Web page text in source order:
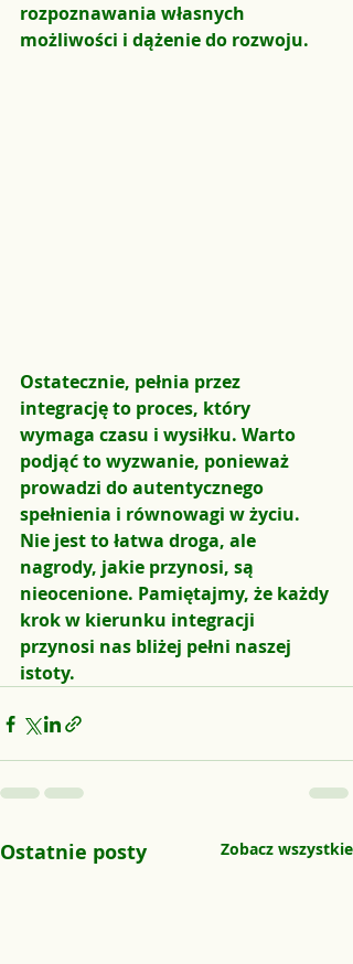
rozpoznawania własnych
możliwości i dążenie do rozwoju.
Ostatecznie, pełnia przez
integrację to proces, który
wymaga czasu i wysiłku. Warto
podjąć to wyzwanie, ponieważ
prowadzi do autentycznego
spełnienia i równowagi w życiu.
Nie jest to łatwa droga, ale
nagrody, jakie przynosi, są
nieocenione. Pamiętajmy, że każdy
krok w kierunku integracji
przynosi nas bliżej pełni naszej
istoty.
Ostatnie posty Zobacz wszystkie